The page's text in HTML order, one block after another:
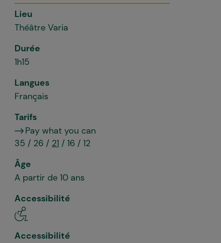
Lieu
Théâtre Varia
Durée
1h15
Langues
Français
Tarifs
Pay what you can
35 / 26 / 21 / 16 / 12
Âge
A partir de 10 ans
Accessibilité
Accessibilité